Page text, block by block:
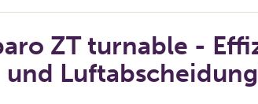
ZT turnable -